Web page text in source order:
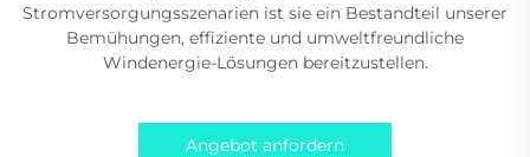
Stromversorgungsszenarien ist sie ein Bestandteil unserer
Bemühungen, effiziente und umweltfreundliche
Windenergie-Lösungen bereitzustellen.
Angebot anfordern